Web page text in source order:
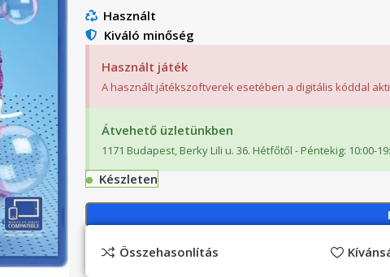
Használt
Kiváló minőség
Használt játék
A használt játékszoftverek esetében a digitális kóddal
Átvehető üzletünkben
1171 Budapest, Berky Lili u. 36. Hétfőtől - Péntekig: 10:00-
Készleten
Összehasonlítás